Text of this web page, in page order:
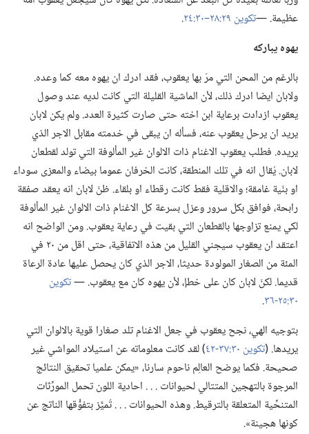
عظيمة.‏ —‏تكوين ٢٩:‏٢٨–‏٣٠:‏٢٤
‏.‏
يهوه يباركه
بالرغم من المحن التي مرّ بها يعقوب،‏ فقد ادرك ان يهوه معه كما وعده.‏
ولابان ايضا ادرك ذلك،‏ لأن الماشية القليلة التي كانت لديه عند وصول
يعقوب ازدادت برعاية ابن اخته حتى صارت كثيرة العدد.‏ ولم يكن لابان
يريد ان يرحل يعقوب عنه،‏ فسأله ان يبقى في خدمته مقابل الاجر الذي
يريده.‏ فطلب يعقوب الاغنام ذات الالوان غير المألوفة التي تولد لقطعان
لابان.‏ يُقال انه في تلك المنطقة،‏ كانت الخرفان عموما بيضاء والمعزى سوداء
او بنّية غامقة؛‏ والاقلية فقط كانت رقطاء او بلقاء.‏ ظنّ لابان انه يعقد صفقة
رابحة،‏ فوافق بكل سرور وعزل بسرعة كل الاغنام ذات الالوان غير المألوفة
لكي يمنع تزاوجها بالقطعان التي بقيت في رعاية يعقوب.‏ ومن الواضح انه
اعتقد ان يعقوب سيجني القليل من هذه الاتفاقية،‏ حتى اقل من ٢٠ في
المئة من الصغار المولودة حديثا،‏ الاجر الذي كان يحصل عليها عادة الرعاة
قديما.‏ لكنّ لابان كان على خطإ،‏ لأن يهوه كان مع يعقوب.‏ —‏تكوين
٣٠:‏٢٥-‏٣٦
‏.‏
بتوجيه الهي،‏ نجح يعقوب في جعل الاغنام تلد صغارا قوية بالالوان التي
يريدها.‏ (‏تكوين ٣٠:‏٣٧-‏٤٢
‏)‏ لقد كانت معلوماته عن استيلاد المواشي غير
صحيحة.‏ فكما يوضح العالِم ناحوم سارنا،‏ «يمكن علميا تحقيق النتائج
المرجوة بالتهجين المتتالي لحيوانات .‏ .‏ .‏ احادية اللون تحمل المورِّثات
المتنحِّية المتعلقة بالترقيط.‏ وهذه الحيوانات .‏ .‏ .‏ تُميَّز بتفوُّقها الناتج عن
كونها هجينة».‏